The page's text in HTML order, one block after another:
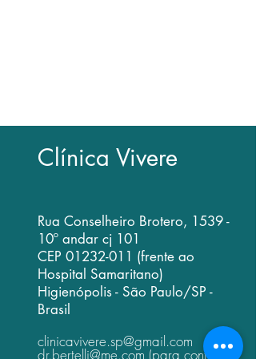
Clínica Vivere
Rua Conselheiro Brotero, 1539 -
10º andar cj 101
CEP 01232-011 (frente ao
Hospital Samaritano)
Higienópolis - São Paulo/SP -
Brasil
clinicavivere.sp@gmail.com
dr.bertelli@me.com (para contato